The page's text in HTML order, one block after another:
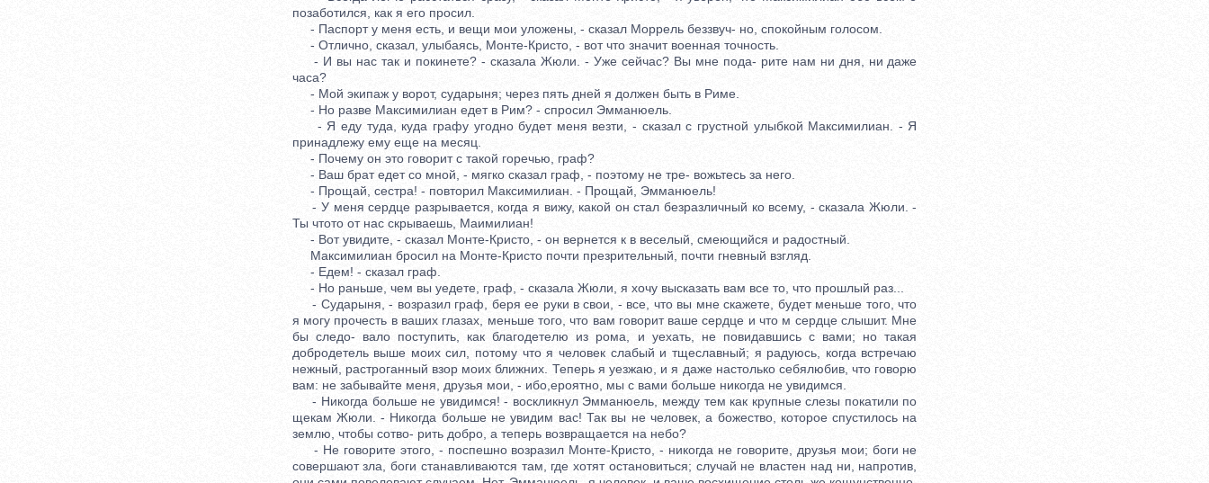
позаботился, как я его просил.
- Паспорт у меня есть, и вещи мои уложены, - сказал Моррель беззвуч- но, спокойным голосом.
- Отлично, сказал, улыбаясь, Монте-Кристо, - вот что значит военная точность.
- И вы нас так и покинете? - сказала Жюли. - Уже сейчас? Вы мне пода- рите нам ни дня, ни даже
часа?
- Мой экипаж у ворот, сударыня; через пять дней я должен быть в Риме.
- Но разве Максимилиан едет в Рим? - спросил Эмманюель.
- Я еду туда, куда графу угодно будет меня везти, - сказал с грустной улыбкой Максимилиан. - Я
принадлежу ему еще на месяц.
- Почему он это говорит с такой горечью, граф?
- Ваш брат едет со мной, - мягко сказал граф, - поэтому не тре- вожьтесь за него.
- Прощай, сестра! - повторил Максимилиан. - Прощай, Эмманюель!
- У меня сердце разрывается, когда я вижу, какой он стал безразличный ко всему, - сказала Жюли. -
Ты чтото от нас скрываешь, Маимилиан!
- Вот увидите, - сказал Монте-Кристо, - он вернется к в веселый, смеющийся и радостный.
Максимилиан бросил на Монте-Кристо почти презрительный, почти гневный взгляд.
- Едем! - сказал граф.
- Но раньше, чем вы уедете, граф, - сказала Жюли, я хочу высказать вам все то, что прошлый раз...
- Сударыня, - возразил граф, беря ее руки в свои, - все, что вы мне скажете, будет меньше того, что
я могу прочесть в ваших глазах, меньше того, что вам говорит ваше сердце и что м сердце слышит. Мне
бы следо- вало поступить, как благодетелю из рома, и уехать, не повидавшись с вами; но такая
добродетель выше моих сил, потому что я человек слабый и тщеславный; я радуюсь, когда встречаю
нежный, растроганный взор моих ближних. Теперь я уезжаю, и я даже настолько себялюбив, что говорю
вам: не забывайте меня, друзья мои, - ибо,ероятно, мы с вами больше никогда не увидимся.
- Никогда больше не увидимся! - воскликнул Эмманюель, между тем как крупные слезы покатили по
щекам Жюли. - Никогда больше не увидим вас! Так вы не человек, а божество, которое спустилось на
землю, чтобы сотво- рить добро, а теперь возвращается на небо?
- Не говорите этого, - поспешно возразил Монте-Кристо, - никогда не говорите, друзья мои; боги не
совершают зла, боги станавливаются там, где хотят остановиться; случай не властен над ни, напротив,